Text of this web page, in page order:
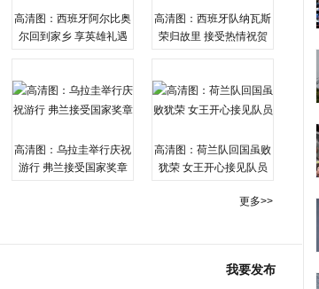
高清图：西班牙阿尔比奥
尔回到家乡 享英雄礼遇
高清图：西班牙队纳瓦斯
荣归故里 接受热情祝贺
高清图：乌拉圭举行庆祝
游行 弗兰接受国家奖章
高清图：荷兰队回国虽败
犹荣 女王开心接见队员
更多>>
我要发布